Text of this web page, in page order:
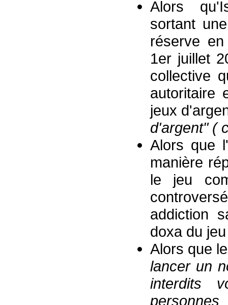
Alors
sortant
réserve
1er juillet
collective
autoritaire
jeux
d'argent"(
Alors que
manière
le jeu
addiction
doxa du
Alors que
lancer un
interdits
personnes